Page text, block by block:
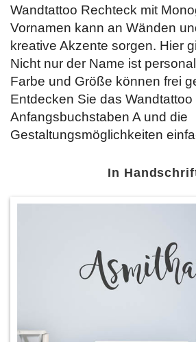
Wandtattoo Rechteck mit
Vornamen kann an Wänden
kreative Akzente sorgen. Hier
Nicht nur der Name ist
Farbe und Größe können frei
Entdecken Sie das Wandtattoo
Anfangsbuchstaben A und die
Gestaltungsmöglichkeiten
In